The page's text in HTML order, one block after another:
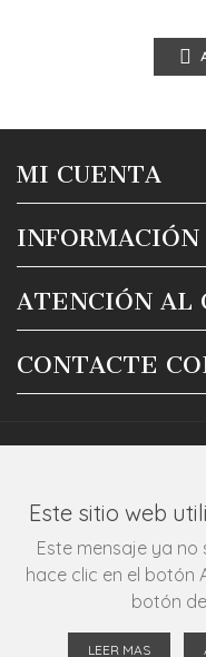
MI CUENTA
INFORMACIÓN
ATENCIÓN AL
CONTACTE
Este sitio web
Este mensaje ya no
hace clic en el botón
botón
LEER MAS